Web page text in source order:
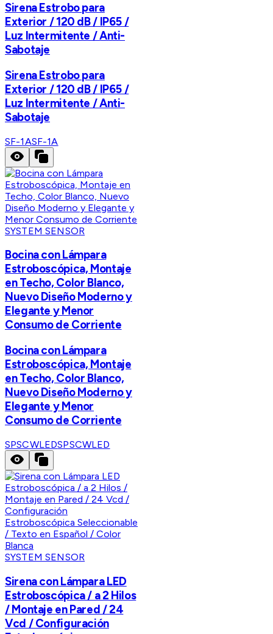
Sirena Estrobo para
Exterior / 120 dB / IP65 /
Luz Intermitente / Anti-
Sabotaje
Sirena Estrobo para
Exterior / 120 dB / IP65 /
Luz Intermitente / Anti-
Sabotaje
SF-1ASF-1A
SYSTEM SENSOR
Bocina con Lámpara
Estroboscópica, Montaje
en Techo, Color Blanco,
Nuevo Diseño Moderno y
Elegante y Menor
Consumo de Corriente
Bocina con Lámpara
Estroboscópica, Montaje
en Techo, Color Blanco,
Nuevo Diseño Moderno y
Elegante y Menor
Consumo de Corriente
SPSCWLEDSPSCWLED
SYSTEM SENSOR
Sirena con Lámpara LED
Estroboscópica / a 2 Hilos
/ Montaje en Pared / 24
Vcd / Configuración